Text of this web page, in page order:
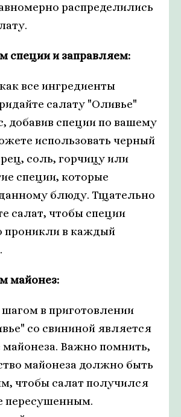
распределились
специи и заправляем:
все ингредиенты
салату "Оливье"
добавив специи по вашему
использовать черный
соль, горчицу или
специи, которые
блюду. Тщательно
салат, чтобы специи
проникли в каждый
майонез:
в приготовлении
со свининой является
майонеза. Важно помнить,
майонеза должно быть
чтобы салат получился
пересушенным.